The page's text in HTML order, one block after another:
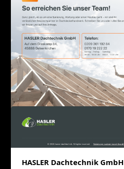
HASLER Dachtechnik GmbH